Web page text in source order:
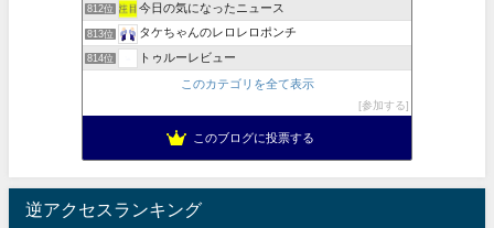
812位 今日の気になったニュース
813位 タケちゃんのレロレロポンチ
814位 トゥルーレビュー
このカテゴリを全て表示
参加する
このブログに投票する
逆アクセスランキング